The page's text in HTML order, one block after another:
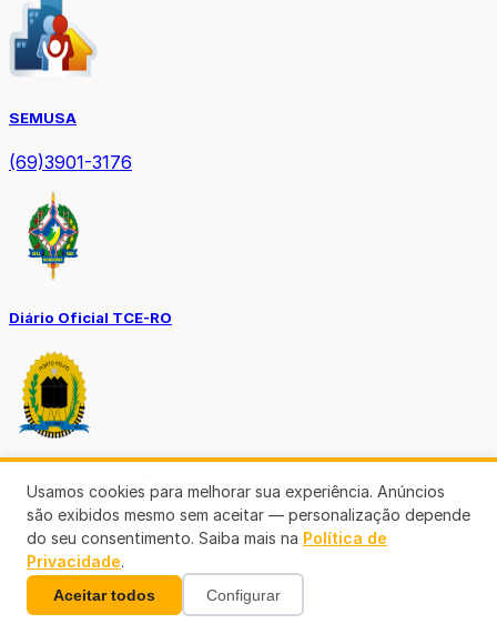
SEMUSA
(69)3901-3176
Diário Oficial TCE-RO
Usamos cookies para melhorar sua experiência. Anúncios
são exibidos mesmo sem aceitar — personalização depende
do seu consentimento. Saiba mais na Política de
Privacidade.
Aceitar todos Configurar